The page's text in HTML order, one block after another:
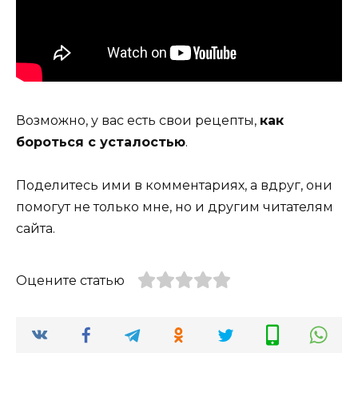
Возможно, у вас есть свои рецепты, как
бороться с усталостью.
Поделитесь ими в комментариях, а вдруг, они
помогут не только мне, но и другим читателям
сайта.
Оцените статью